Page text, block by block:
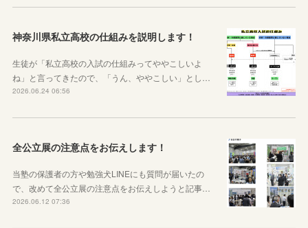
神奈川県私立高校の仕組みを説明します！
生徒が「私立高校の入試の仕組みってややこしいよ
ね」と言ってきたので、「うん、ややこしい」とし…
2026.06.24 06:56
全公立展の注意点をお伝えします！
当塾の保護者の方や勉強犬LINEにも質問が届いたの
で、改めて全公立展の注意点をお伝えしようと記事…
2026.06.12 07:36